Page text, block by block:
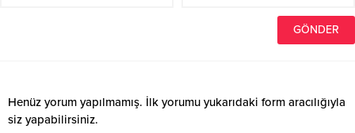
Henüz yorum yapılmamış. İlk yorumu yukarıdaki form aracılığıyla
siz yapabilirsiniz.